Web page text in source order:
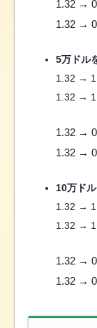
1.32 →
1.32 →
5万ドル
1.32 →
1.32 →
1.32 →
1.32 →
10万ド
1.32 →
1.32 →
1.32 →
1.32 →